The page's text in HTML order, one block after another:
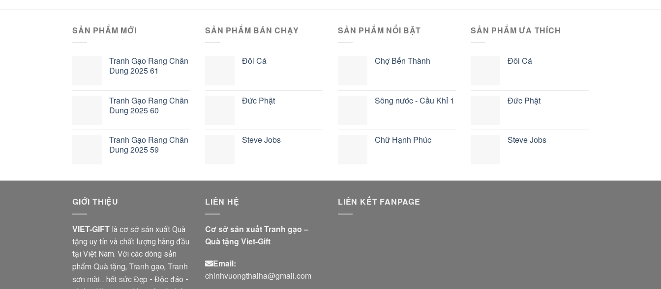
SẢN PHẨM MỚI
Tranh Gạo Rang Chân
Dung 2025 61
Tranh Gạo Rang Chân
Dung 2025 60
Tranh Gạo Rang Chân
Dung 2025 59
SẢN PHẨM BÁN CHẠY
Đôi Cá
Đức Phật
Steve Jobs
SẢN PHẨM NỔI BẬT
Chợ Bến Thành
Sông nước - Cầu Khỉ 1
Chữ Hạnh Phúc
SẢN PHẨM ƯA THÍCH
Đôi Cá
Đức Phật
Steve Jobs
GIỚI THIỆU
VIET-GIFT là cơ sở sản xuất Quà
tặng uy tín và chất lượng hàng đầu
tại Việt Nam. Với các dòng sản
phẩm Quà tặng, Tranh gạo, Tranh
sơn mài ... hết sức Đẹp - Độc đáo -
LIÊN HỆ
Cơ sở sản xuất Tranh gạo –
Quà tặng Viet-Gift
Email:
chinhvuongthaiha@gmail.com
LIÊN KẾT FANPAGE